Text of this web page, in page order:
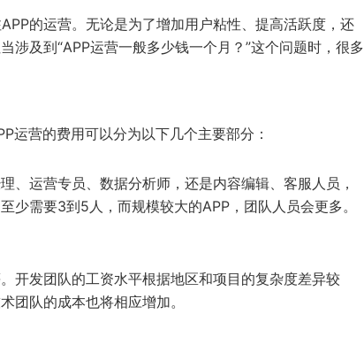
的运营。无论是为了增加用户粘性、提高活跃度，还
涉及到“APP运营一般多少钱一个月？”这个问题时，很多
运营的费用可以分为以下几个主要部分：
、运营专员、数据分析师，还是内容编辑、客服人员，
少需要3到5人，而规模较大的APP，团队人员会更多。
开发团队的工资水平根据地区和项目的复杂度差异较
团队的成本也将相应增加。